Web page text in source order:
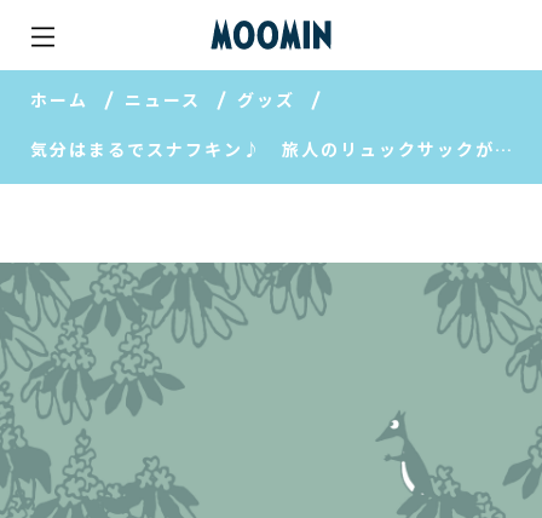
ホーム ニュース グッズ
気分はまるでスナフキン♪ 旅人のリュックサックができました